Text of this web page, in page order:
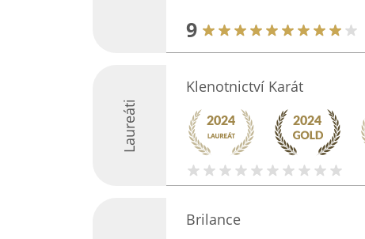
9
Laureáti
Klenotnictví Karát
Brilance